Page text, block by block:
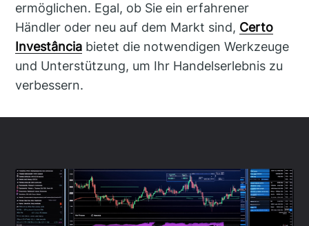
ermöglichen. Egal, ob Sie ein erfahrener
Händler oder neu auf dem Markt sind, Certo
Investância bietet die notwendigen Werkzeuge
und Unterstützung, um Ihr Handelserlebnis zu
verbessern.